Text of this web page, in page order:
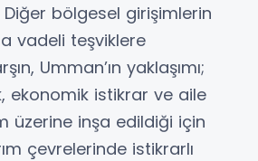
Diğer bölgesel girişimlerin
vadeli teşviklere
Umman’ın yaklaşımı;
ekonomik istikrar ve aile
üzerine inşa edildiği için
çevrelerinde istikrarlı